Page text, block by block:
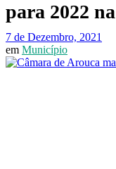
para 2022
7 de Dezembro, 2021
em Município